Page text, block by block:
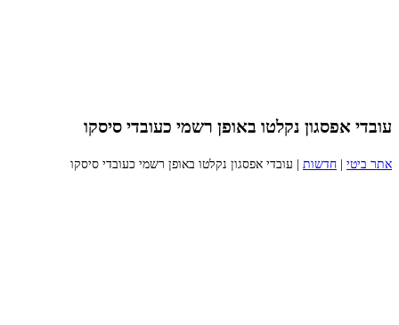
עובדי אפסגון נקלטו באופן רשמי כעובדי סיסקו
אתר ביטי חדשות עובדי אפסגון נקלטו באופן רשמי כעובדי סיסקו